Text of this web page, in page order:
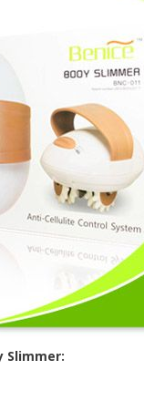
Slimmer: